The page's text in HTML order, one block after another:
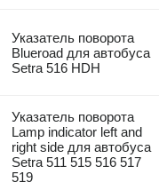
Указатель поворота
Blueroad для автобуса
Setra 516 HDH
Указатель поворота
Lamp indicator left and
right side для автобуса
Setra 511 515 516 517
519